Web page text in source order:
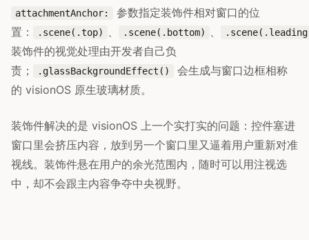
attachmentAnchor:
参数指定装饰件相对窗口的位
置：
.scene(.top) .scene(.bottom)
装饰件的视觉处理由开发者自己负
责；
.glassBackgroundEffect()
会生成与窗口边框相称
的 visionOS 原生玻璃材质。
装饰件解决的是 visionOS 上一个实打实的问题：控件塞进
窗口里会挤压内容，放到另一个窗口里又逼着用户重新对准
视线。装饰件悬在用户的余光范围内，随时可以用注视选
中，却不会跟主内容争夺中央视野。